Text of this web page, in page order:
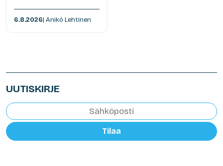
6.8.2026| Anikó Lehtinen
UUTISKIRJE
Tilaa